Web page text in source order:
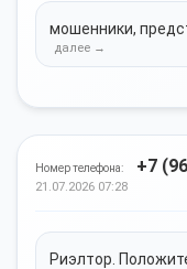
мошенники,
Номер телефона: +7
21.07.2026 07:28
Риэлтор.